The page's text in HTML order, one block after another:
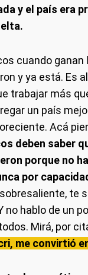
y el país era
cuando ganan
y ya está. Es
trabajar más
un país
Acá
deben saber
porque no
por
te
no hablo de un
Mirá, por
me convirtió